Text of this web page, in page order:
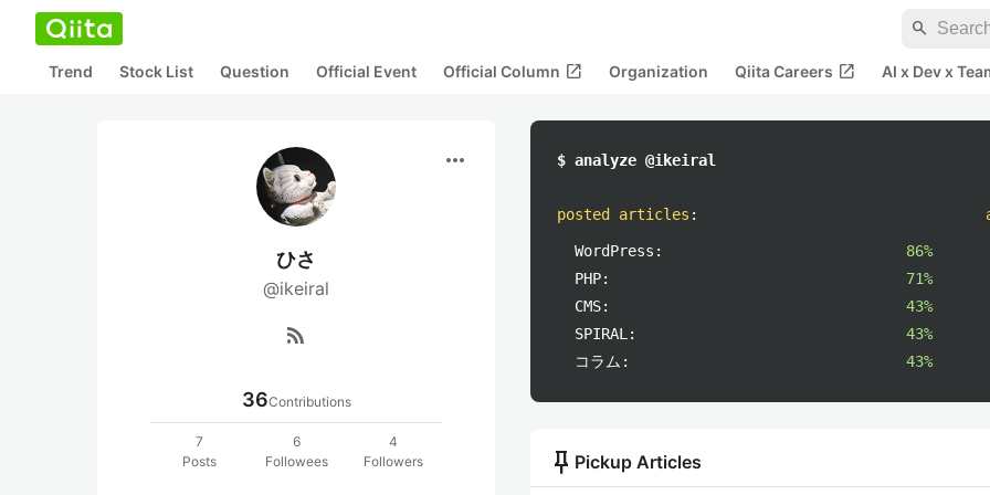
search
Trend Stock List Question Official Event Official Column open_in_new Organization Qiita Careers open_in_new AI x Dev x
more_horiz
ひさ
@ikeiral
rss_feed
36Contributions
7
Posts
6
Followees
4
Followers
$ analyze @ikeiral
posted articles :
WordPress:
86%
PHP:
71%
CMS:
43%
SPIRAL:
43%
コラム:
43%
push_pin Pickup Articles